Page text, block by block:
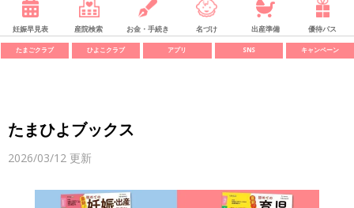
妊娠早見表 産院検索 お金・手続き 名づけ 出産準備 優待パス
たまごクラブ ひよこクラブ アプリ SNS キャンペーン
たまひよブックス
2026/03/12 更新